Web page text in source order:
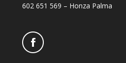
602 651 569 – Honza Palma